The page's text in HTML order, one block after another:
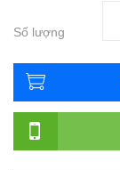
Số lượng